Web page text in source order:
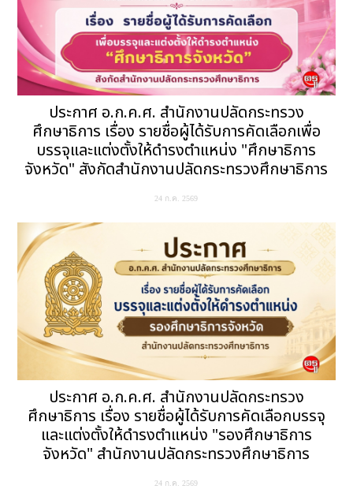
ประกาศ อ.ก.ค.ศ. สำนักงานปลัดกระทรวง
ศึกษาธิการ เรื่อง รายชื่อผู้ได้รับการคัดเลือกเพื่อ
บรรจุและแต่งตั้งให้ดำรงตำแหน่ง "ศึกษาธิการ
จังหวัด" สังกัดสำนักงานปลัดกระทรวงศึกษาธิการ
24 ก.ค. 2569
ประกาศ อ.ก.ค.ศ. สำนักงานปลัดกระทรวง
ศึกษาธิการ เรื่อง รายชื่อผู้ได้รับการคัดเลือกบรรจุ
และแต่งตั้งให้ดำรงตำแหน่ง "รองศึกษาธิการ
จังหวัด" สำนักงานปลัดกระทรวงศึกษาธิการ
24 ก.ค. 2569